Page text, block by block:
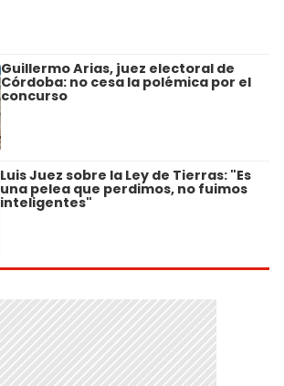
Guillermo Arias, juez electoral de
Córdoba: no cesa la polémica por el
concurso
Luis Juez sobre la Ley de Tierras: "Es
una pelea que perdimos, no fuimos
inteligentes"